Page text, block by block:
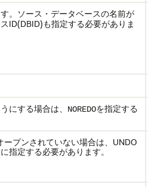
。ソース・データベースの名前が
ID(DBID)も指定する必要がありま
にする場合は、 NOREDOを指定する
プンされていない場合は、UNDO
指定する必要があります。